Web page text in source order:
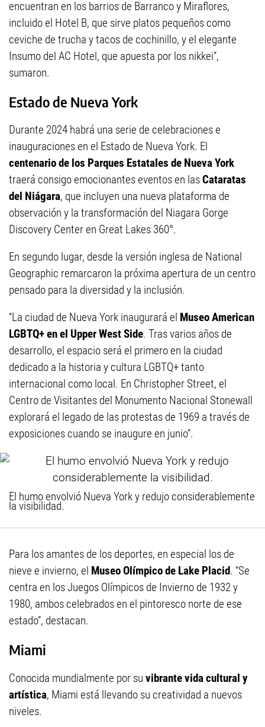
encuentran en los barrios de Barranco y Miraflores,
incluido el Hotel B, que sirve platos pequeños como
ceviche de trucha y tacos de cochinillo, y el elegante
Insumo del AC Hotel, que apuesta por los nikkei”,
sumaron.
Estado de Nueva York
Durante 2024 habrá una serie de celebraciones e
inauguraciones en el Estado de Nueva York. El
centenario de los Parques Estatales de Nueva York
traerá consigo emocionantes eventos en lasCataratas
del Niágara, que incluyen una nueva plataforma de
observación y la transformación del Niagara Gorge
Discovery Center en Great Lakes 360°.
En segundo lugar, desde la versión inglesa de National
Geographic remarcaron la próxima apertura de un centro
pensado para la diversidad y la inclusión.
“La ciudad de Nueva York inaugurará el Museo American
LGBTQ+ en el Upper West Side. Tras varios años de
desarrollo, el espacio será el primero en la ciudad
dedicado a la historia y cultura LGBTQ+ tanto
internacional como local. En Christopher Street, el
Centro de Visitantes del Monumento Nacional Stonewall
explorará el legado de las protestas de 1969 a través de
exposiciones cuando se inaugure en junio”.
El humo envolvió Nueva York y redujo considerablemente
la visibilidad.
Para los amantes de los deportes, en especial los de
nieve e invierno, el Museo Olímpico de Lake Placid. “Se
centra en los Juegos Olímpicos de Invierno de 1932 y
1980, ambos celebrados en el pintoresco norte de ese
estado”, destacan.
Miami
Conocida mundialmente por su vibrante vida cultural y
artística, Miami está llevando su creatividad a nuevos
niveles.